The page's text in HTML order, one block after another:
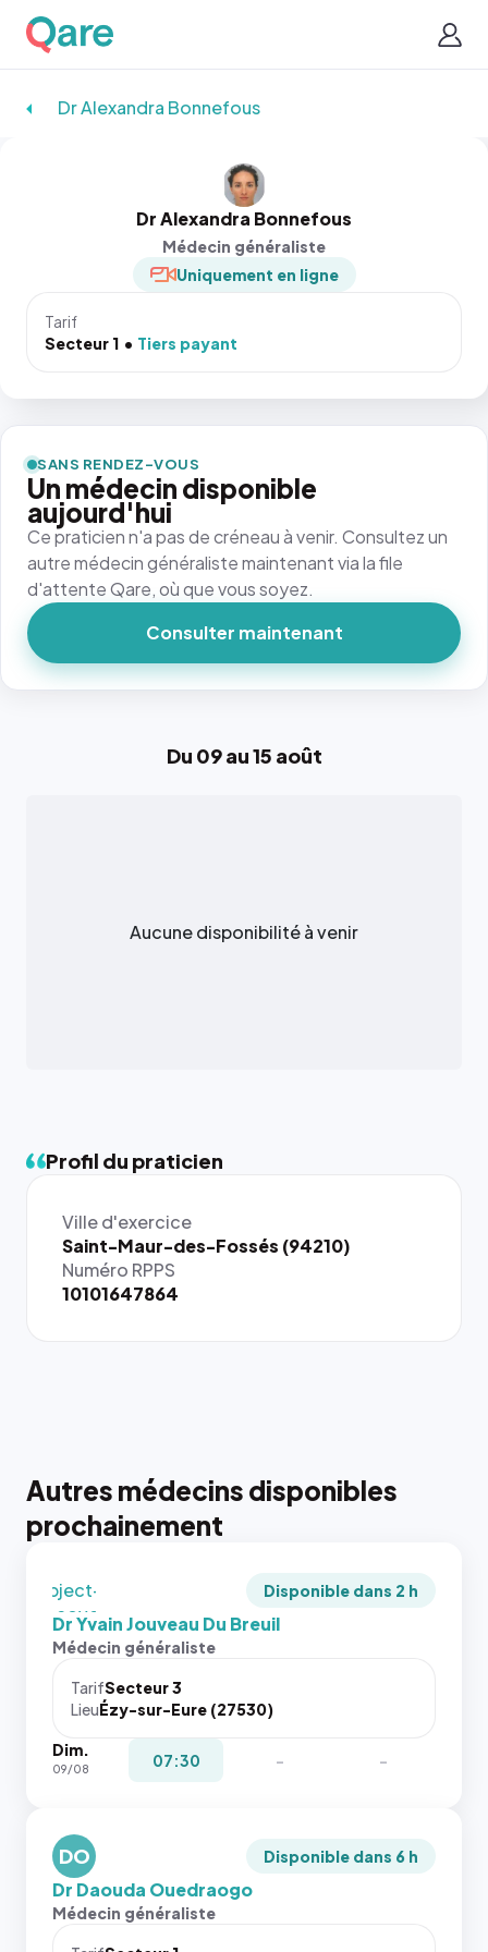
Dr Alexandra Bonnefous
Dr Alexandra Bonnefous
Médecin généraliste
Uniquement en ligne
Tarif
Secteur 1
Tiers payant
Du 09 au 15 août
Aucune disponibilité à venir
Profil du praticien
Ville d'exercice
Saint-Maur-des-Fossés (94210)
Numéro RPPS
10101647864
SANS RENDEZ-VOUS
Un médecin disponible
aujourd'hui
Ce praticien n'a pas de créneau à venir. Consultez un
autre médecin généraliste maintenant via la file
d'attente Qare, où que vous soyez.
Consulter maintenant
Autres médecins disponibles
prochainement
{# 40×40
: la taille
rendue par
`.profile-
puisque la
photo est
recadrée
`object-
fit: cover`.
Sans ces
navigateur
pas la
place, et
les trois
dernières
images de
l'annuaire
dans ce
Disponible dans 2 h
Dr Yvain Jouveau Du Breuil
Médecin généraliste
TarifSecteur 3
LieuÉzy-sur-Eure (27530)
Dim.
09/08 07:30 - -
DO Disponible dans 6 h
Dr Daouda Ouedraogo
Médecin généraliste
{# 40×40
`.profile-
picture`,
et un
rapport 1:1